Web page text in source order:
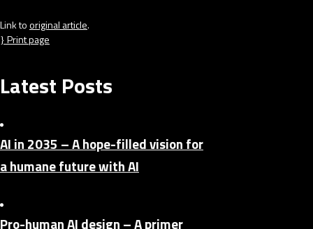
Link tooriginal article.
Print page
Latest Posts
AI in 2035 – A hope-filled vision for
a humane future with AI
Pro-human AI design – A primer